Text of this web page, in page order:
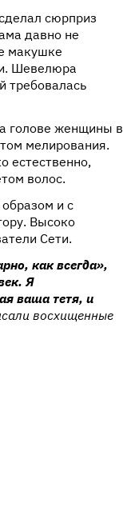
сюрприз
давно не
макушке
Шевелюра
требовалась
голове женщины в
мелирования.
естественно,
волос.
и с
Высоко
Сети.
как всегда»,
Я
ваша тетя, и
восхищенные